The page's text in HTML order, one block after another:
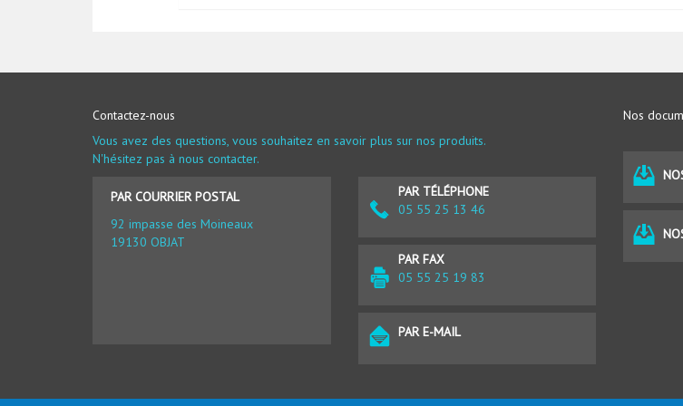
Contactez-nous
Vous avez des questions, vous souhaitez en savoir plus sur nos produits.
N'hésitez pas à nous contacter.
PAR COURRIER POSTAL
92 impasse des Moineaux
19130 OBJAT
PAR TÉLÉPHONE
05 55 25 13 46
PAR FAX
05 55 25 19 83
PAR E-MAIL
Nos